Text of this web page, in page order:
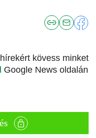
kövess minket
Google News oldalán